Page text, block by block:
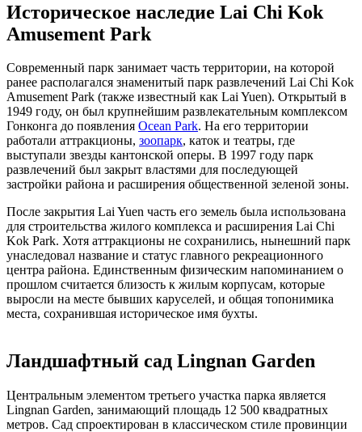
Историческое наследие Lai Chi Kok
Amusement Park
Современный парк занимает часть территории, на которой
ранее располагался знаменитый парк развлечений Lai Chi Kok
Amusement Park (также известный как Lai Yuen). Открытый в
1949 году, он был крупнейшим развлекательным комплексом
Гонконга до появления Ocean Park. На его территории
работали аттракционы, зоопарк, каток и театры, где
выступали звезды кантонской оперы. В 1997 году парк
развлечений был закрыт властями для последующей
застройки района и расширения общественной зеленой зоны.
После закрытия Lai Yuen часть его земель была использована
для строительства жилого комплекса и расширения Lai Chi
Kok Park. Хотя аттракционы не сохранились, нынешний парк
унаследовал название и статус главного рекреационного
центра района. Единственным физическим напоминанием о
прошлом считается близость к жилым корпусам, которые
выросли на месте бывших каруселей, и общая топонимика
места, сохранившая историческое имя бухты.
Ландшафтный сад Lingnan Garden
Центральным элементом третьего участка парка является
Lingnan Garden, занимающий площадь 12 500 квадратных
метров. Сад спроектирован в классическом стиле провинции